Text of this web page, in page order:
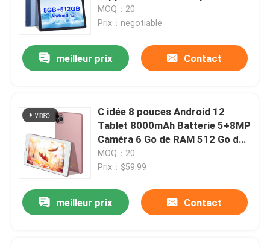
Produits
Vidéos
VR Show
A propos de nous
étudiant CM8500
MOQ：20
Prix：negotiable
meilleur prix Contact
C idée 8 pouces Android 12
Tablet 8000mAh Batterie 5+8MP
Caméra 6 Go de RAM 512 Go de
ROM CM813 PRO
MOQ：20
Prix：$59.99
meilleur prix Contact